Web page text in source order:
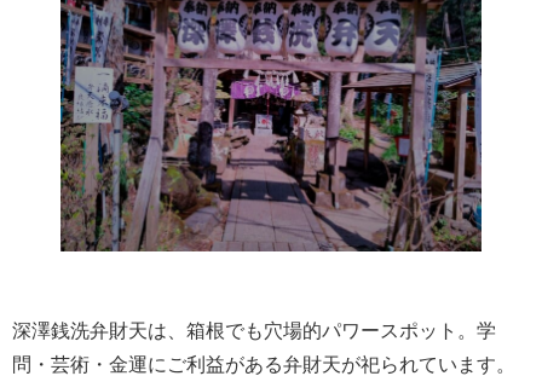
深澤銭洗弁財天は、箱根でも穴場的パワースポット。学
問・芸術・金運にご利益がある弁財天が祀られています。